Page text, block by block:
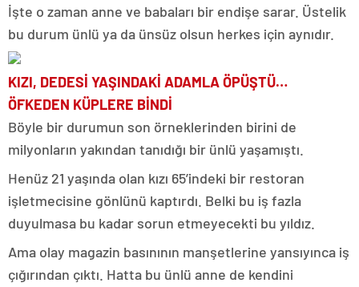
İşte o zaman anne ve babaları bir endişe sarar. Üstelik
bu durum ünlü ya da ünsüz olsun herkes için aynıdır.
KIZI, DEDESİ YAŞINDAKİ ADAMLA ÖPÜŞTÜ…
ÖFKEDEN KÜPLERE BİNDİ
Böyle bir durumun son örneklerinden birini de
milyonların yakından tanıdığı bir ünlü yaşamıştı.
Henüz 21 yaşında olan kızı 65’indeki bir restoran
işletmecisine gönlünü kaptırdı. Belki bu iş fazla
duyulmasa bu kadar sorun etmeyecekti bu yıldız.
Ama olay magazin basınının manşetlerine yansıyınca iş
çığırından çıktı. Hatta bu ünlü anne de kendini